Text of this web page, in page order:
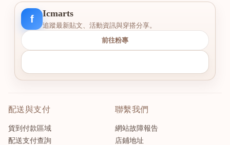
f
Icmarts
追蹤最新貼文、活動資訊與穿搭分享。
前往粉專
配送與支付
貨到付款區域
配送支付查詢
聯繫我們
網站故障報告
店鋪地址